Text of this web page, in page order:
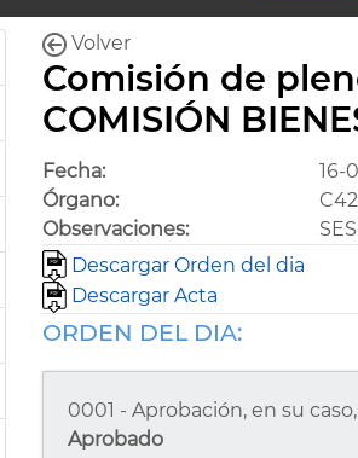
Volver
Comisión de
COMISIÓN
Fecha: 16-
Órgano:
Observaciones:
Descargar Orden del dia
Descargar Acta
ORDEN DEL DIA:
0001 - Aprobación, en su
Aprobado